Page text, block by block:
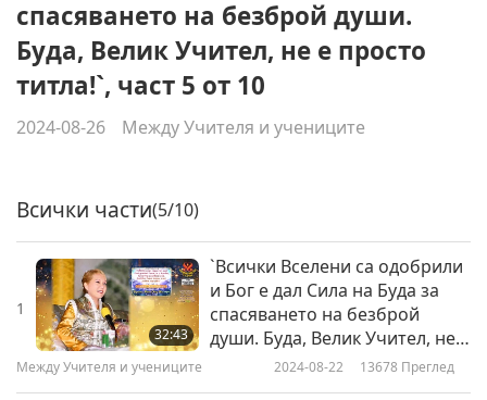
спасяването на безброй души.
Буда, Велик Учител, не е просто
титла!`, част 5 от 10
2024-08-26 Между Учителя и учениците
Всички части(5/10)
1
32:43
`Всички Вселени са одобрили
и Бог е дал Сила на Буда за
спасяването на безброй
души. Буда, Велик Учител, не е
просто титла!`, част 1 от 10
Между Учителя и учениците 2024-08-22 13678 Преглед